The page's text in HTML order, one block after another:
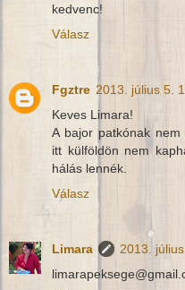
kedvenc!
Válasz
Fgztre 2013. július 5.
Keves Limara!
A bajor patkónak
itt külföldön nem
hálás lennék.
Válasz
Limara
2013.